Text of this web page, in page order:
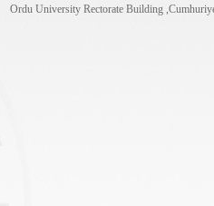
Ordu University Rectorate Building